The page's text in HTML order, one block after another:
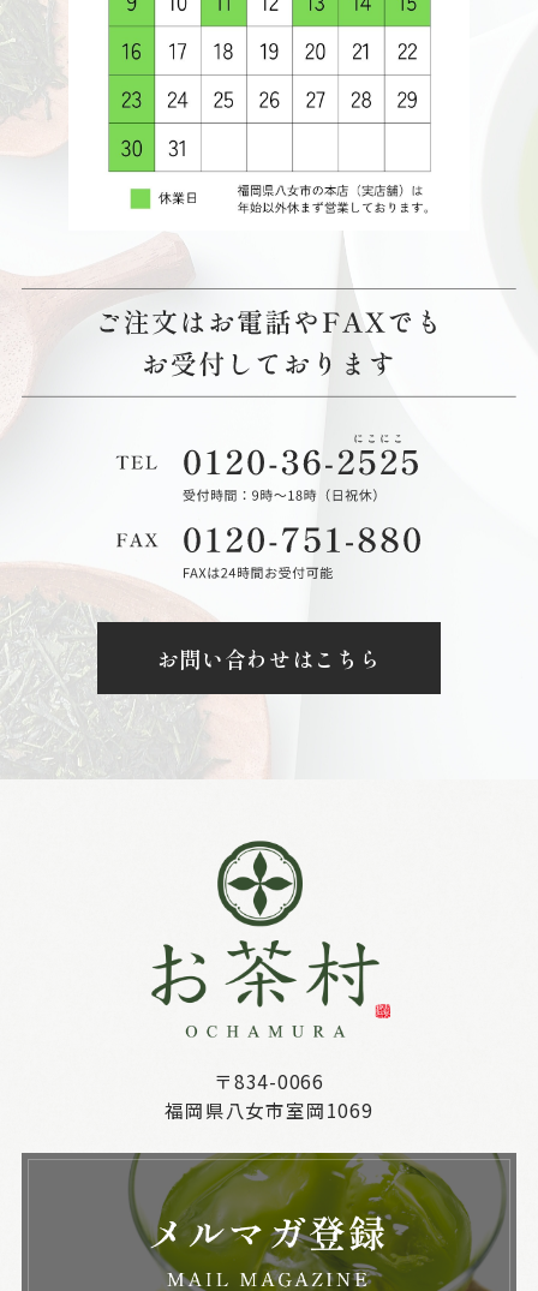
お問い合わせはこちら
〒834-0066
福岡県八女市室岡1069